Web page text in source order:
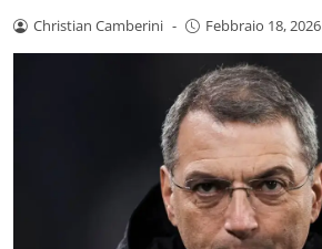
Christian Camberini - Febbraio 18, 2026